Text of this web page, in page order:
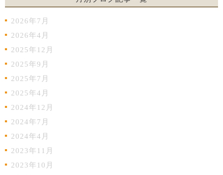
2026年7月
2026年4月
2025年12月
2025年9月
2025年7月
2025年4月
2024年12月
2024年7月
2024年4月
2023年11月
2023年10月